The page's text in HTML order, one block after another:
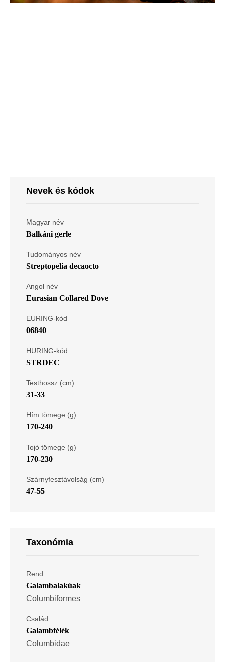
Nevek és kódok
Magyar név
Balkáni gerle
Tudományos név
Streptopelia decaocto
Angol név
Eurasian Collared Dove
EURING-kód
06840
HURING-kód
STRDEC
Testhossz (cm)
31-33
Hím tömege (g)
170-240
Tojó tömege (g)
170-230
Szárnyfesztávolság (cm)
47-55
Taxonómia
Rend
Galambalakúak
Columbiformes
Család
Galambfélék
Columbidae